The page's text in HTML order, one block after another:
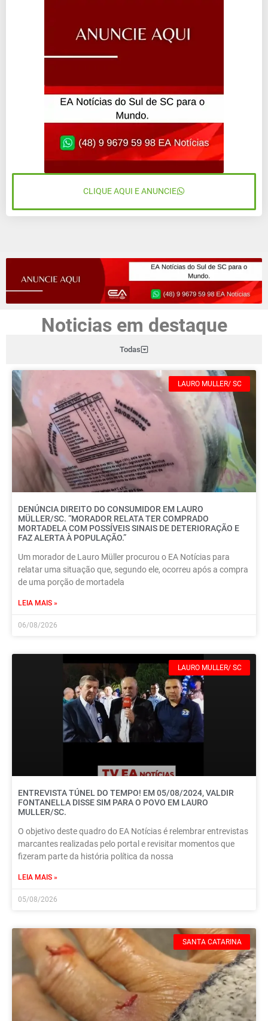
CLIQUE AQUI E ANUNCIE
Noticias em destaque
Todas
LAURO MULLER/ SC
DENÚNCIA DIREITO DO CONSUMIDOR EM LAURO
MÜLLER/SC. “MORADOR RELATA TER COMPRADO
MORTADELA COM POSSÍVEIS SINAIS DE DETERIORAÇÃO E
FAZ ALERTA À POPULAÇÃO.”
Um morador de Lauro Müller procurou o EA Notícias para
relatar uma situação que, segundo ele, ocorreu após a compra
de uma porção de mortadela
LEIA MAIS »
06/08/2026
LAURO MULLER/ SC
ENTREVISTA TÚNEL DO TEMPO! EM 05/08/2024, VALDIR
FONTANELLA DISSE SIM PARA O POVO EM LAURO
MULLER/SC.
O objetivo deste quadro do EA Notícias é relembrar entrevistas
marcantes realizadas pelo portal e revisitar momentos que
fizeram parte da história política da nossa
LEIA MAIS »
05/08/2026
SANTA CATARINA